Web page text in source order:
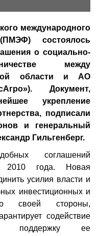
международного
состоялось
о социально-
между
области и АО
Документ,
укрепление
подписали
и генеральный
Гильгенберг.
соглашений
2010 года. Новая
усилия власти и
инвестиционных и
своей стороны,
содействие
поддержку ее